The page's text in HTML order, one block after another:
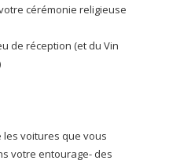
cérémonie religieuse
réception (et du Vin
voitures que vous
votre entourage- des